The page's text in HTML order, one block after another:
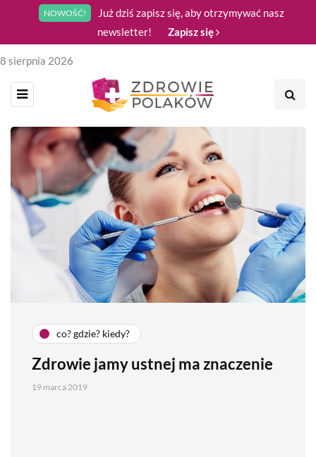
NOWOŚĆ!
Już dziś zapisz się, aby otrzymywać nasz
newsletter!
Zapisz się
8 sierpnia 2026
co? gdzie? kiedy?
Zdrowie jamy ustnej ma znaczenie
19 marca 2019